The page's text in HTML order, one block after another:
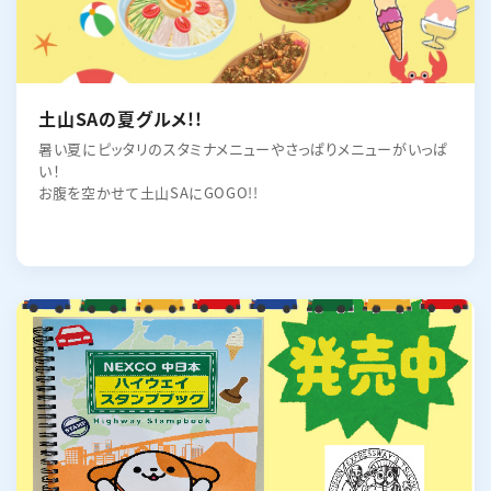
土山SAの夏グルメ!!
暑い夏にピッタリのスタミナメニューやさっぱりメニューがいっぱ
い！
お腹を空かせて土山SAにGOGO!!